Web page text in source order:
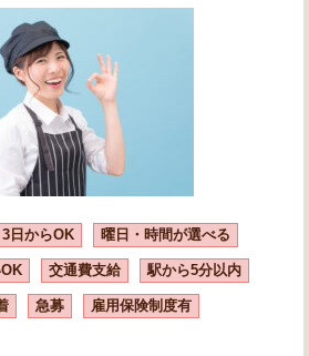
日からOK 曜日・時間が選べる
交通費支給 駅から5分以内
急募 雇用保険制度有